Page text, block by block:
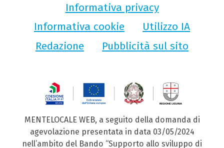
Informativa privacy
Informativa cookie
Utilizzo IA
Redazione
Pubblicità sul sito
MENTELOCALE WEB, a seguito della domanda di
agevolazione presentata in data 03/05/2024
nell’ambito del Bando “Supporto allo sviluppo di